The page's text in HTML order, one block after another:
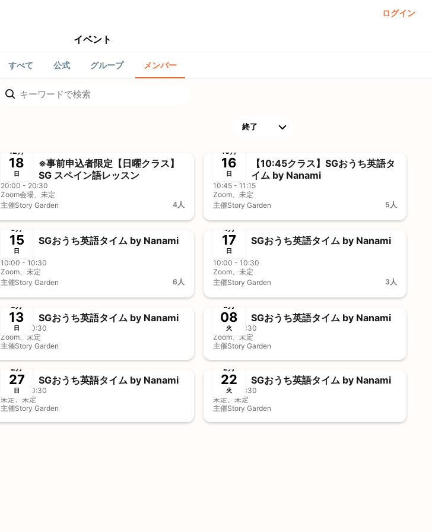
ログイン
イベント
すべて 公式 グループ メンバー
12月
18
日
※事前申込者限定【日曜クラス】
SG スペイン語レッスン
20:00 - 20:30
Zoom会場、未定
主催Story Garden 4人
10月
16
日
【10:45クラス】SGおうち英語タ
イム by Nanami
10:45 - 11:15
Zoom、未定
主催Story Garden 5人
5月
15
日
SGおうち英語タイム by Nanami
10:00 - 10:30
Zoom、未定
主催Story Garden 6人
4月
17
日
SGおうち英語タイム by Nanami
10:00 - 10:30
Zoom、未定
主催Story Garden 3人
3月
13
日
SGおうち英語タイム by Nanami
10:00 - 10:30
Zoom、未定
主催Story Garden
3月
08
火
SGおうち英語タイム by Nanami
11:00 - 11:30
Zoom、未定
主催Story Garden
終了
2月
27
日
SGおうち英語タイム by Nanami
10:00 - 10:30
未定、未定
主催Story Garden
終了
2月
22
火
SGおうち英語タイム by Nanami
11:00 - 11:30
未定、未定
主催Story Garden